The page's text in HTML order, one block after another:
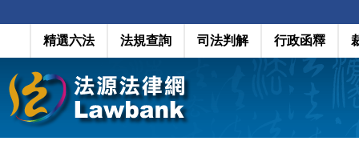
精選六法 法規查詢 司法判解 行政函釋